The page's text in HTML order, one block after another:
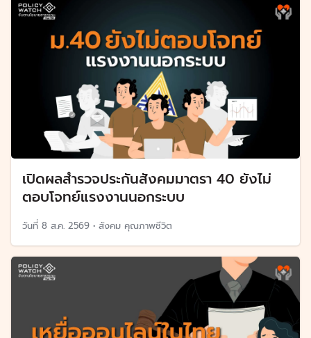
เปิดผลสำรวจประกันสังคมมาตรา 40 ยังไม่
ตอบโจทย์แรงงานนอกระบบ
วันที่ 8 ส.ค. 2569 • สังคม คุณภาพชีวิต